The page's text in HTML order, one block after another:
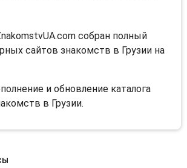
собран полный
сайтов знакомств в Грузии на
и обновление каталога
в Грузии.